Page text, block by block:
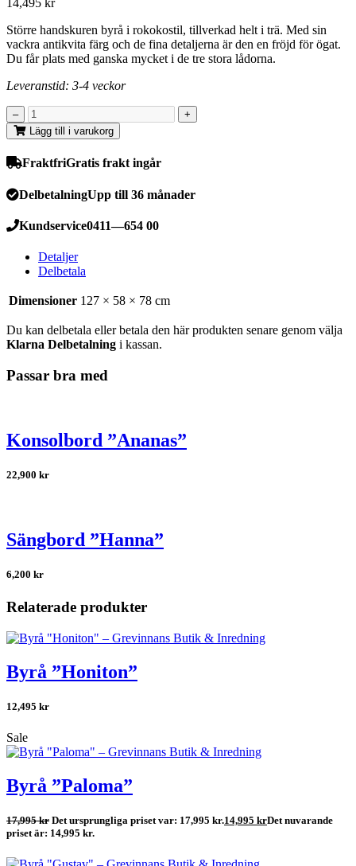
14,495 kr
Större handskuren byrå i rokokostil, tillverkad helt i trä. Med sin
vackra antikvita färg och de fina detaljerna är den en fröjd för ögat.
Du får plats med ganska mycket i de tre stora lådorna.
Leveranstid: 3-4 veckor
Lägg till i varukorg
FraktfriGratis frakt ingår
DelbetalningUpp till 36 månader
Kundservice0411—654 00
Detaljer
Delbetala
Dimensioner 127 × 58 × 78 cm
Du kan delbetala eller betala den här produkten senare genom välja
Klarna Delbetalning i kassan.
Passar bra med
Konsolbord ”Ananas”
22,900 kr
Sängbord ”Hanna”
6,200 kr
Relaterade produkter
Byrå ”Honiton”
12,495 kr
Sale
Byrå ”Paloma”
17,995kr Det ursprungliga priset var: 17,995 kr.14,995 krDet nuvarande
priset är: 14,995 kr.